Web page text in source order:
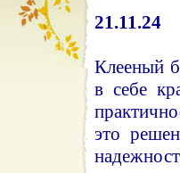
21.11.24
Клееный
в себе
это